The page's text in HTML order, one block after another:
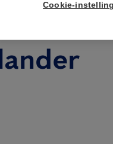
Cookie-